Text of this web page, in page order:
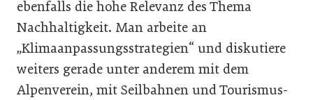
ebenfalls die hohe Relevanz des Thema
Nachhaltigkeit. Man arbeite an
„Klimaanpassungsstrategien“ und diskutiere
weiters gerade unter anderem mit dem
Alpenverein, mit Seilbahnen und Tourismus-